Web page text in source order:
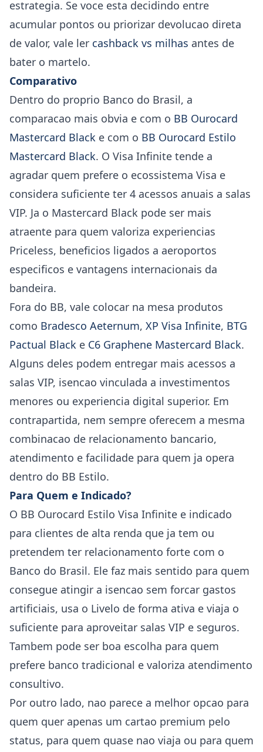
estrategia. Se voce esta decidindo entre
acumular pontos ou priorizar devolucao direta
de valor, vale ler cashback vs milhas antes de
bater o martelo.
Comparativo
Dentro do proprio Banco do Brasil, a
comparacao mais obvia e com o BB Ourocard
Mastercard Black e com o BB Ourocard Estilo
Mastercard Black. O Visa Infinite tende a
agradar quem prefere o ecossistema Visa e
considera suficiente ter 4 acessos anuais a salas
VIP. Ja o Mastercard Black pode ser mais
atraente para quem valoriza experiencias
Priceless, beneficios ligados a aeroportos
especificos e vantagens internacionais da
bandeira.
Fora do BB, vale colocar na mesa produtos
como Bradesco Aeternum, XP Visa Infinite, BTG
Pactual Black e C6 Graphene Mastercard Black.
Alguns deles podem entregar mais acessos a
salas VIP, isencao vinculada a investimentos
menores ou experiencia digital superior. Em
contrapartida, nem sempre oferecem a mesma
combinacao de relacionamento bancario,
atendimento e facilidade para quem ja opera
dentro do BB Estilo.
Para Quem e Indicado?
O BB Ourocard Estilo Visa Infinite e indicado
para clientes de alta renda que ja tem ou
pretendem ter relacionamento forte com o
Banco do Brasil. Ele faz mais sentido para quem
consegue atingir a isencao sem forcar gastos
artificiais, usa o Livelo de forma ativa e viaja o
suficiente para aproveitar salas VIP e seguros.
Tambem pode ser boa escolha para quem
prefere banco tradicional e valoriza atendimento
consultivo.
Por outro lado, nao parece a melhor opcao para
quem quer apenas um cartao premium pelo
status, para quem quase nao viaja ou para quem